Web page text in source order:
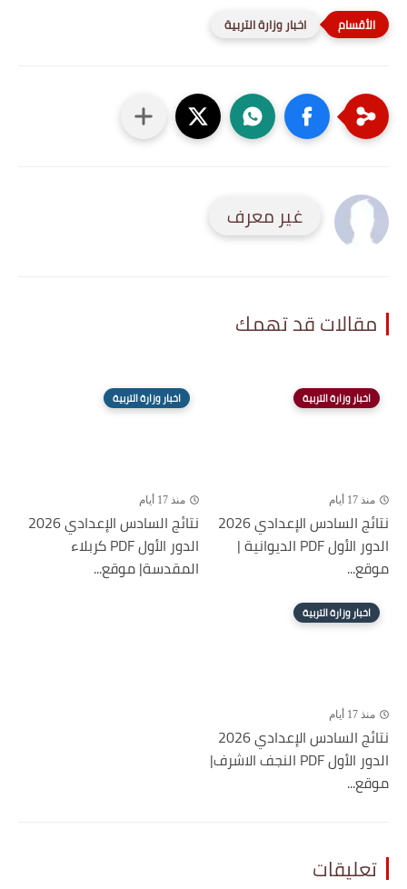
اخبار وزارة التربية
غير معرف
مقالات قد تهمك
اخبار وزارة التربية
منذ 17 أيام
نتائج السادس الإعدادي 2026
الدور الأول PDF الديوانية |
موقع...
اخبار وزارة التربية
منذ 17 أيام
نتائج السادس الإعدادي 2026
الدور الأول PDF كربلاء
المقدسة| موقع...
اخبار وزارة التربية
منذ 17 أيام
نتائج السادس الإعدادي 2026
الدور الأول PDF النجف الاشرف|
موقع...
تعليقات